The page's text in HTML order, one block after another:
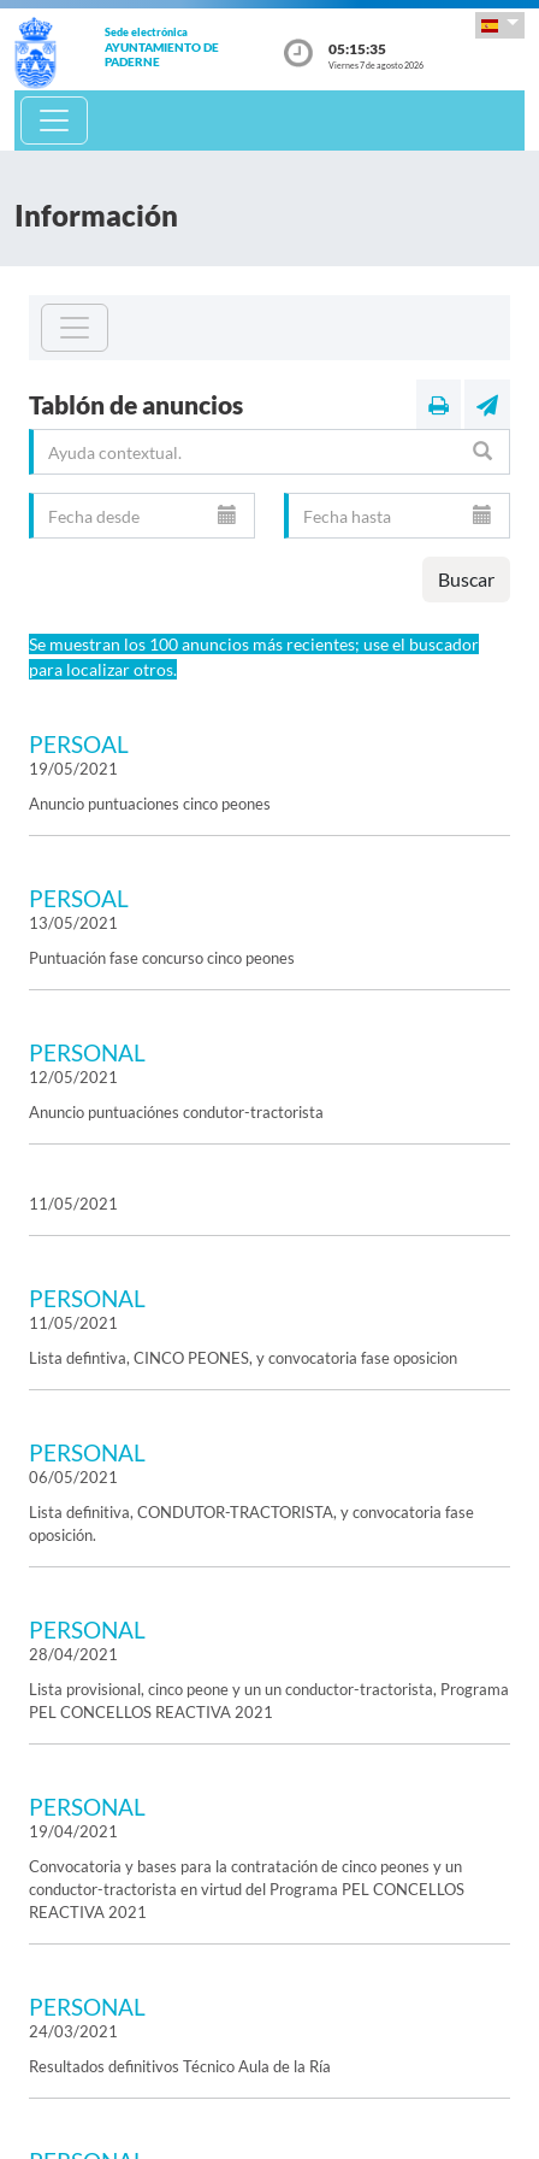
Sede electrónica
AYUNTAMIENTO DE
PADERNE
05:15:35
Viernes 7 de agosto 2026
Información
Tablón de anuncios
Buscar
Se muestran los 100 anuncios más recientes; use el buscador
para localizar otros.
PERSOAL
19/05/2021
Anuncio puntuaciones cinco peones
PERSOAL
13/05/2021
Puntuación fase concurso cinco peones
PERSONAL
12/05/2021
Anuncio puntuaciónes condutor-tractorista
11/05/2021
PERSONAL
11/05/2021
Lista defintiva, CINCO PEONES, y convocatoria fase oposicion
PERSONAL
06/05/2021
Lista definitiva, CONDUTOR-TRACTORISTA, y convocatoria fase
oposición.
PERSONAL
28/04/2021
Lista provisional, cinco peone y un un conductor-tractorista, Programa
PEL CONCELLOS REACTIVA 2021
PERSONAL
19/04/2021
Convocatoria y bases para la contratación de cinco peones y un
conductor-tractorista en virtud del Programa PEL CONCELLOS
REACTIVA 2021
PERSONAL
24/03/2021
Resultados definitivos Técnico Aula de la Ría